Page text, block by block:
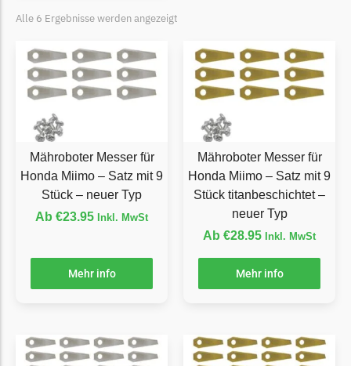
Ecovacs
Ecovacs Messer
Einhell
Einhell Messer
Begrenzungsdraht
Etesia
Etesia Messer
Ferrex
Ferrex Messer
Alle 6 Ergebnisse werden angezeigt
Mähroboter Messer für
Honda Miimo – Satz mit 9
Stück – neuer Typ
Ab €23.95 Inkl. MwSt
Mehr info
Mähroboter Messer für
Honda Miimo – Satz mit 9
Stück titanbeschichtet –
neuer Typ
Ab €28.95 Inkl. MwSt
Mehr info